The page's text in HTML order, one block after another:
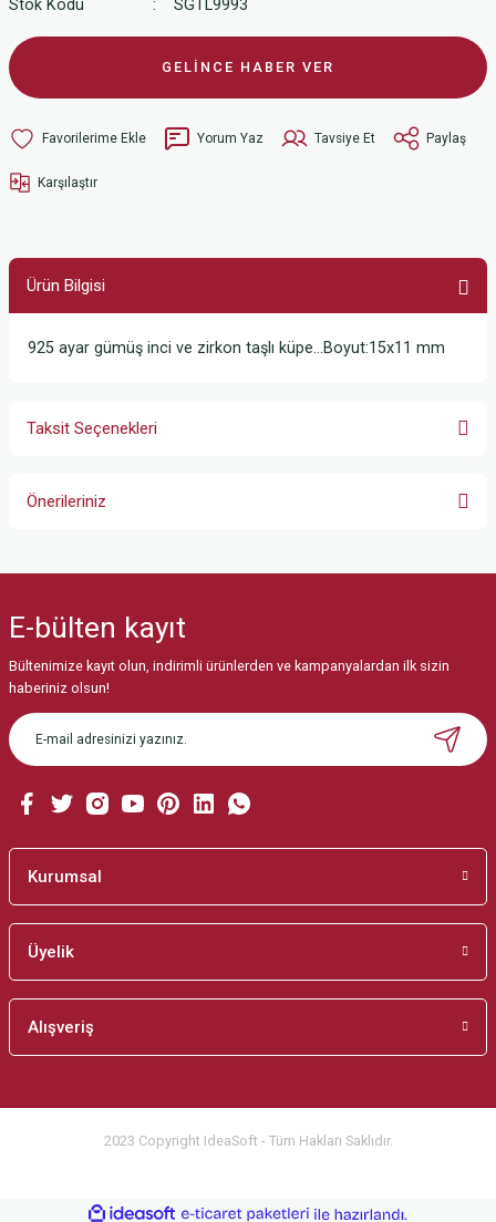
Stok Kodu
SGTL9993
GELİNCE HABER VER
Yorum Yaz Tavsiye Et Paylaş
Karşılaştır
Ürün Bilgisi
925 ayar gümüş inci ve zirkon taşlı küpe…Boyut:15x11 mm
Taksit Seçenekleri
Önerileriniz
Görüş ve önerileriniz için teşekkür ederiz.
Ürün resmi kalitesiz, bozuk veya görüntülenemiyor.
Ürün açıklamasında eksik bilgiler bulunuyor.
Ürün bilgilerinde hatalar bulunuyor.
Bu ürüne benzer farklı alternatifler olmalı.
E-bülten kayıt
Bültenimize kayıt olun, indirimli ürünlerden ve kampanyalardan ilk sizin
haberiniz olsun!
Kurumsal
Üyelik
Alışveriş
2023 Copyright IdeaSoft - Tüm Hakları Saklıdır.
ideasoft e-